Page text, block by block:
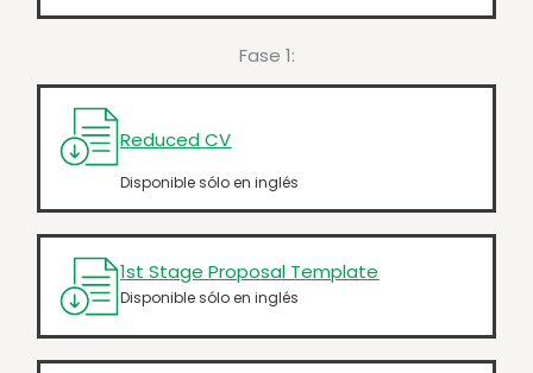
Fase 1:
1st Stage Proposal Template
Disponible sólo en inglés
Reduced CV
Disponible sólo en inglés